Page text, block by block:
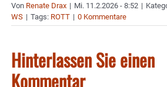
Von Renate Drax | Mi. 11.2.2026 - 8:52 |
WS | Tags: ROTT | 0 Kommentare
Hinterlassen Sie einen
Kommentar